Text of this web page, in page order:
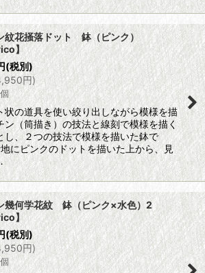
紋花掻落ドット 鉢（ピンク）
】
(税別)
円)
状の道具を使い絞り出しながら模様を描
ン（筒描き）の技法と線刻で模様を描く
し、２つの技法で模様を描いた鉢で
にピンクのドットを描いた上から、見
幾何学花紋 鉢（ピンク×水色）2
】
(税別)
円)